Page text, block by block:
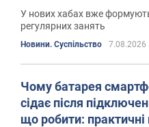
У нових хабах вже
регулярних занять
Новини. Суспільство 7.08.2026
Чому батарея
сідає після
що робити: практичні